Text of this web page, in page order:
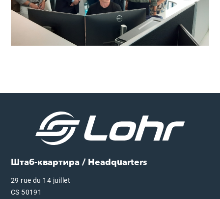
Штаб-квартира / Headquarters
29 rue du 14 juillet
CS 50191